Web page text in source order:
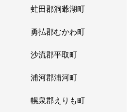
虻田郡洞爺湖町
勇払郡むかわ町
沙流郡平取町
浦河郡浦河町
幌泉郡えりも町